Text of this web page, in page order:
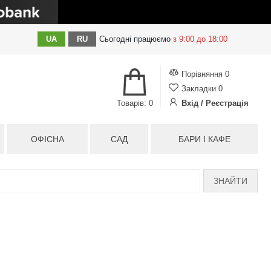
UA RU Сьогодні працюємо з 9:00 до 18:00
Порівняння 0
Закладки 0
Вхід / Реєстрація
Товарів: 0
ОФІСНА САД БАРИ І КАФЕ
ЗНАЙТИ